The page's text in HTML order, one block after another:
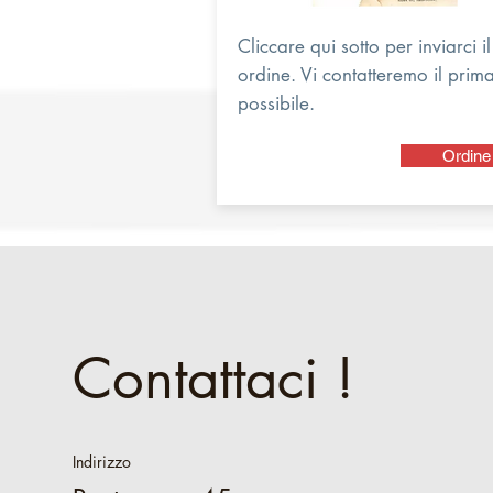
Cliccare qui sotto per inviarci
ordine. Vi contatteremo il
possibile.
Ordine
Contattaci !
Indirizzo